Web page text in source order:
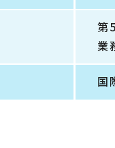
第
業
国